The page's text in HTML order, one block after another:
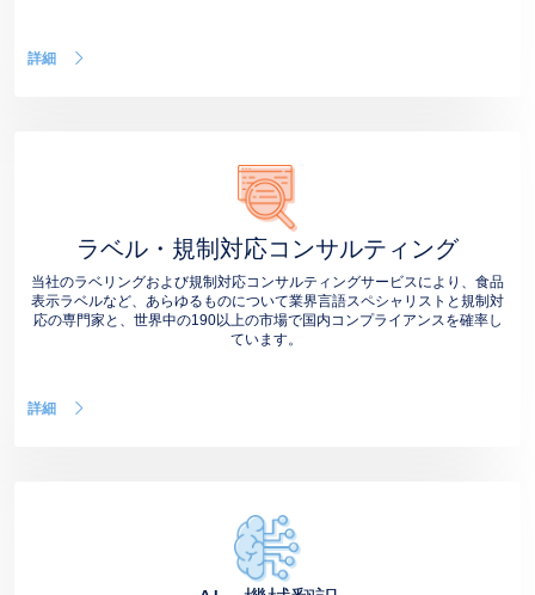
詳細
ラベル・規制対応コンサルティング
当社のラベリングおよび規制対応コンサルティングサービスにより、食品
表示ラベルなど、あらゆるものについて業界言語スペシャリストと規制対
応の専門家と、世界中の190以上の市場で国内コンプライアンスを確率し
ています。
詳細